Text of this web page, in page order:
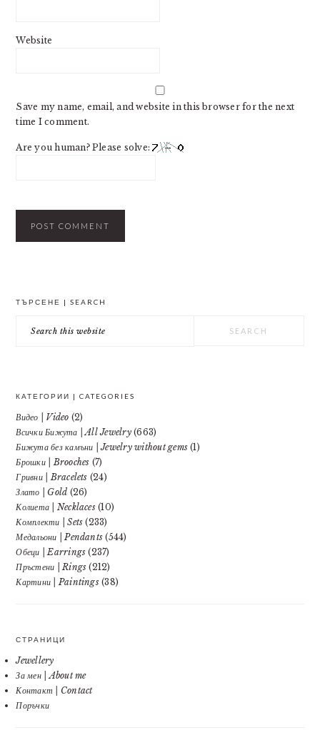
Website
Save my name, email, and website in this browser for the next
time I comment.
Are you human? Please solve:
ТЪРСЕНЕ | SEARCH
this
КАТЕГОРИИ | CATEGORIES
Видео | Video (2)
Всички Бижута | All Jewelry(663)
Бижута без камъни | Jewelry without gems (1)
Брошки | Brooches (7)
Гривни | Bracelets (24)
Злато | Gold (26)
Колиета | Necklaces(10)
Комплекти | Sets (233)
Медальони | Pendants (544)
Обеци | Earrings (237)
Пръстени | Rings (212)
Картини | Paintings(38)
СТРАНИЦИ
Jewellery
За мен | About me
Контакт | Contact
Поръчки